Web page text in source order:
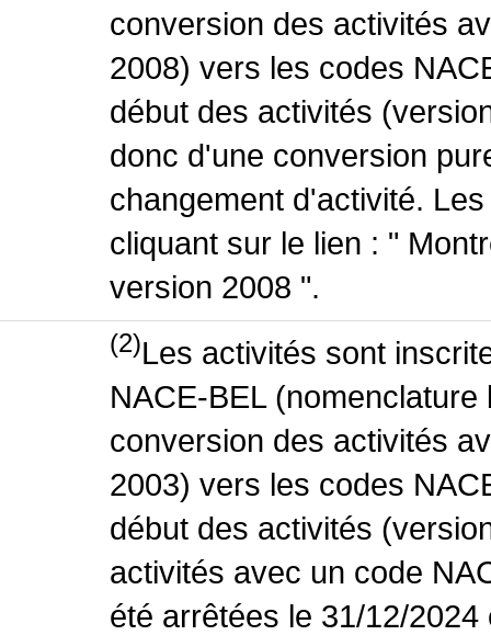
conversion des activités
2008) vers les codes
début des activités
donc d'une conversion
changement d'activité.
cliquant sur le lien : "
version 2008 ".
(2)Les activités sont
NACE-BEL
conversion des activités
2003) vers les codes
début des activités
activités avec un code
été arrêtées le 31/12/